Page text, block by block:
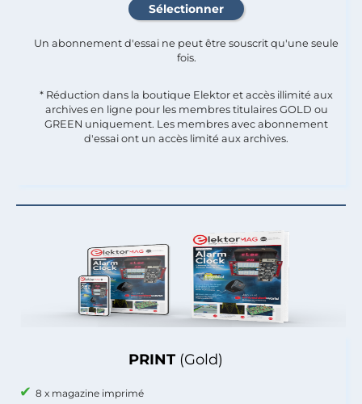
PRINT (Gold)
8 x magazine imprimé
Un abonnement d'essai ne peut être souscrit qu'une seule
fois.​
* Réduction dans la boutique Elektor et accès illimité aux
archives en ligne pour les membres titulaires GOLD ou
GREEN uniquement. Les membres avec abonnement
d'essai ont un accès limité aux archives.